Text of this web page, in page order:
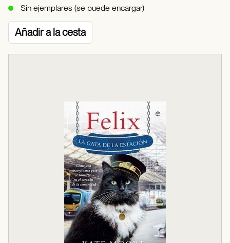
Sin ejemplares (se puede encargar)
Añadir a la cesta